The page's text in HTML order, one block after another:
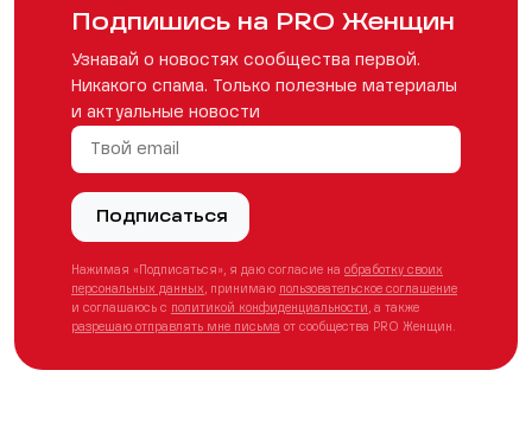
Подпишись на PRO Женщин
Узнавай о новостях сообщества первой.
Никакого спама. Только полезные материалы
и актуальные новости
Подписаться
Нажимая «Подписаться», я даю согласие на обработку своих
персональных данных , принимаю пользовательское соглашение
и соглашаюсь с политикой конфиденциальности , а также
разрешаю отправлять мне письма от сообщества PRO Женщин.